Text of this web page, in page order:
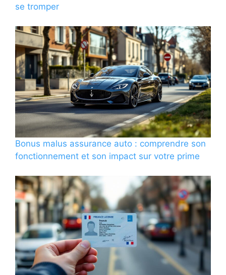
se tromper
Bonus malus assurance auto : comprendre son
fonctionnement et son impact sur votre prime